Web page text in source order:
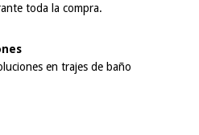
toda la compra.
en trajes de baño